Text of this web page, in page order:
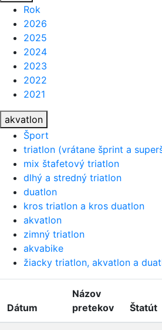
Rok
2026
2025
2024
2023
2022
2021
akvatlon
Šport
triatlon (vrátane šprint a
mix štafetový triatlon
dlhý a stredný triatlon
duatlon
kros triatlon a kros duatlon
akvatlon
zimný triatlon
akvabike
žiacky triatlon, akvatlon a
Dátum
Názov
pretekov
Štatút